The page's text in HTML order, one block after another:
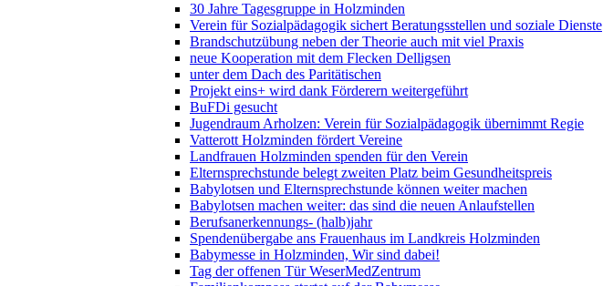
30 Jahre Tagesgruppe in Holzminden
Verein für Sozialpädagogik sichert Beratungsstellen und soziale Dienste
Brandschutzübung neben der Theorie auch mit viel Praxis
neue Kooperation mit dem Flecken Delligsen
unter dem Dach des Paritätischen
Projekt eins+ wird dank Förderern weitergeführt
BuFDi gesucht
Jugendraum Arholzen: Verein für Sozialpädagogik übernimmt Regie
Vatterott Holzminden fördert Vereine
Landfrauen Holzminden spenden für den Verein
Elternsprechstunde belegt zweiten Platz beim Gesundheitspreis
Babylotsen und Elternsprechstunde können weiter machen
Babylotsen machen weiter: das sind die neuen Anlaufstellen
Berufsanerkennungs- (halb)jahr
Spendenübergabe ans Frauenhaus im Landkreis Holzminden
Babymesse in Holzminden, Wir sind dabei!
Tag der offenen Tür WeserMedZentrum